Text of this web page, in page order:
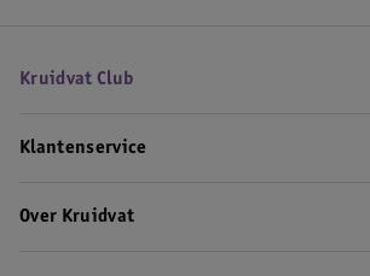
Kruidvat Club
Klantenservice
Over Kruidvat